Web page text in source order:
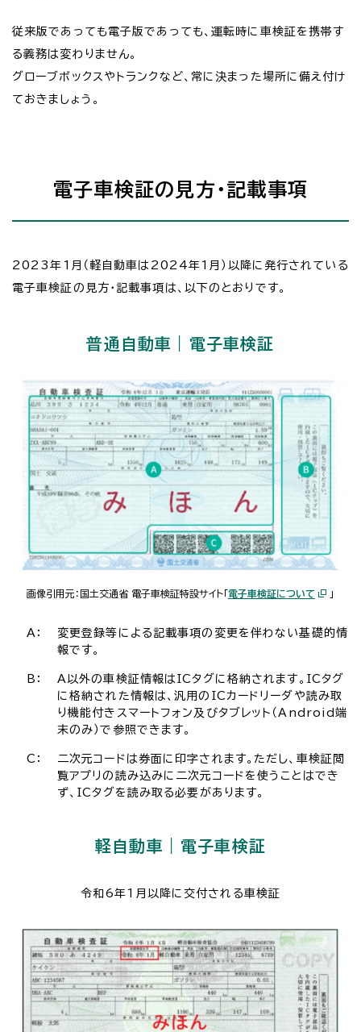
従来版であっても電子版であっても、運転時に車検証を携帯す
る義務は変わりません。
グローブボックスやトランクなど、常に決まった場所に備え付け
ておきましょう。
電子車検証の見方・記載事項
2023年1月（軽自動車は2024年1月）以降に発行されている
電子車検証の見方・記載事項は、以下のとおりです。
普通自動車｜電子車検証
画像引用元：国土交通省 電子車検証特設サイト「電子車検証について 」
A：
変更登録等による記載事項の変更を伴わない基礎的情
報です。
B：
A以外の車検証情報はICタグに格納されます。ICタグ
に格納された情報は、汎用のICカードリーダや読み取
り機能付きスマートフォン及びタブレット（Android端
末のみ）で参照できます。
C：
二次元コードは券面に印字されます。ただし、車検証閲
覧アプリの読み込みに二次元コードを使うことはでき
ず、ICタグを読み取る必要があります。
軽自動車｜電子車検証
令和6年1月以降に交付される車検証